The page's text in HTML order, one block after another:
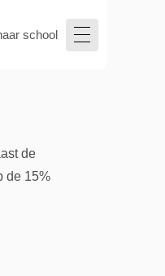
school
de
de 15%